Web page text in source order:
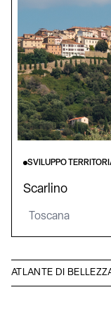
ATLANTE DI
SVILUPPO
Scarlino
Toscana